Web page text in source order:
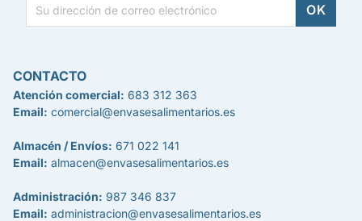
CONTACTO
Atención comercial: 683 312 363
Email: comercial@envasesalimentarios.es
Almacén / Envíos: 671 022 141
Email: almacen@envasesalimentarios.es
Administración: 987 346 837
Email: administracion@envasesalimentarios.es